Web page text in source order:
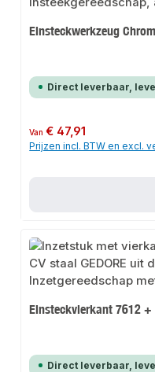
Einsteckwerkzeug
Direct leverbaar,
Normale prijs:
Van€ 47,91
Prijzen incl. BTW en excl.
Einsteckvierkant 7612 +
Direct leverbaar,